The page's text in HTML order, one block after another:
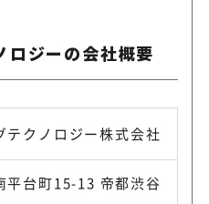
ロジーの会社概要
テクノロジー株式会社
平台町15-13 帝都渋谷